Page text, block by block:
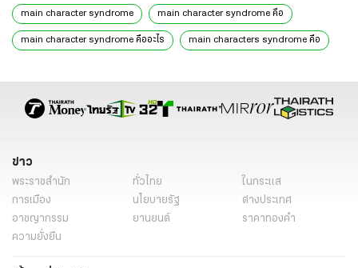
main character syndrome main character syndrome คือ
main character syndrome คืออะไร main characters syndrome คือ
ภาวะตัวเอกของเรื่อง โรคตัวเอกของเรื่อง
โรคตัวละครหลัก อาการ
ข่าว
พระราชสำนัก ทั่วไทย
ในกระแส
การเมือง
นโยบายรัฐ
ต่างประเทศ
อาชญากรรม
ยานยนต์
ราคาทองคำ
ความยั่งยืน